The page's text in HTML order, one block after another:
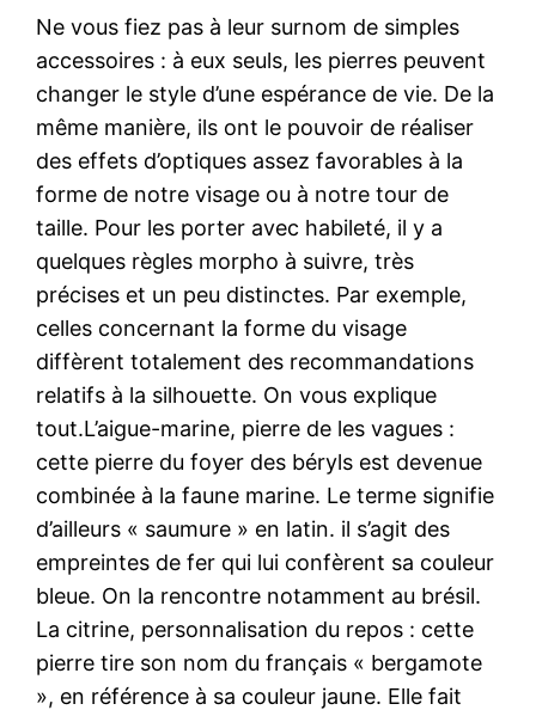
Ne vous fiez pas à leur surnom de simples
accessoires : à eux seuls, les pierres peuvent
changer le style d’une espérance de vie. De la
même manière, ils ont le pouvoir de réaliser
des effets d’optiques assez favorables à la
forme de notre visage ou à notre tour de
taille. Pour les porter avec habileté, il y a
quelques règles morpho à suivre, très
précises et un peu distinctes. Par exemple,
celles concernant la forme du visage
diffèrent totalement des recommandations
relatifs à la silhouette. On vous explique
tout.L’aigue-marine, pierre de les vagues :
cette pierre du foyer des béryls est devenue
combinée à la faune marine. Le terme signifie
d’ailleurs « saumure » en latin. il s’agit des
empreintes de fer qui lui confèrent sa couleur
bleue. On la rencontre notamment au brésil.
La citrine, personnalisation du repos : cette
pierre tire son nom du français « bergamote
», en référence à sa couleur jaune. Elle fait